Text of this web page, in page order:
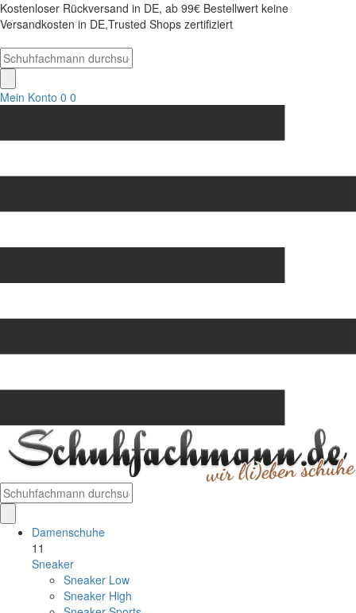
Kostenloser Rückversand in DE, ab 99€ Bestellwert keine
Versandkosten in DE,Trusted Shops zertifiziert
Mein Konto 0 0
Damenschuhe
11
Sneaker
Sneaker Low
Sneaker High